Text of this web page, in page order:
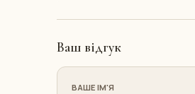
Ваш відгук
ВАШЕ ІМ'Я